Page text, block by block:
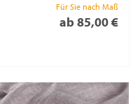
Für Sie nach Maß
ab 85,00 €